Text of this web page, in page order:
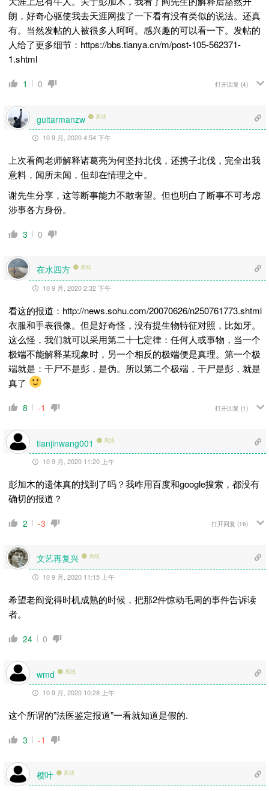
朗，好奇心驱使我去天涯网搜了一下看有没有类似的说法。还真
有。当然发帖的人被很多人呵呵。感兴趣的可以看一下。发帖的
人给了更多细节：https://bbs.tianya.cn/m/post-105-562371-
1.shtml
1 0 打开回复 (4)
guitarmanzw 离线
10 9 月, 2020 4:54 下午
上次看阎老师解释诸葛亮为何坚持北伐，还携子北伐，完全出我
意料，闻所未闻，但却在情理之中。
谢先生分享，这等断事能力不敢奢望。但也明白了断事不可考虑
涉事各方身份。
3 0
在水四方 离线
10 9 月, 2020 2:32 下午
看这的报道：http://news.sohu.com/20070626/n250761773.shtml
衣服和手表很像。但是好奇怪，没有提生物特征对照，比如牙。
这么怪，我们就可以采用第二十七定律：任何人或事物，当一个
极端不能解释某现象时，另一个相反的极端便是真理。第一个极
端就是：干尸不是彭，是伪。所以第二个极端，干尸是彭，就是
真了
8 -1 打开回复 (1)
tianjinwang001 离线
10 9 月, 2020 11:20 上午
彭加木的遗体真的找到了吗？我咋用百度和google搜索，都没有
确切的报道？
2 -3 打开回复 (16)
文艺再复兴 离线
10 9 月, 2020 11:15 上午
希望老阎觉得时机成熟的时候，把那2件惊动毛周的事件告诉读
者。
24 0
wmd 离线
10 9 月, 2020 10:28 上午
这个所谓的”法医鉴定报道”一看就知道是假的.
3 -1
樱叶 离线